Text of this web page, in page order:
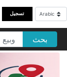
تسجيل
بحث